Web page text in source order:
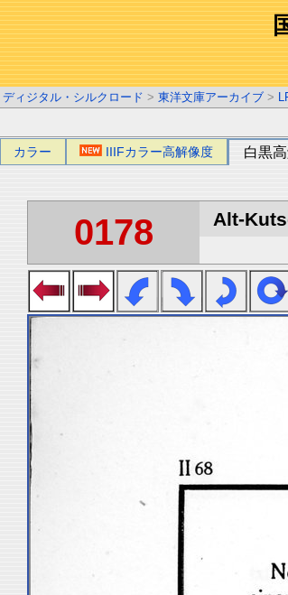
ディジタル・シルクロード > 東洋文庫アーカイブ >
カラー IIIFカラー高解像度 白黒
0178 Alt-